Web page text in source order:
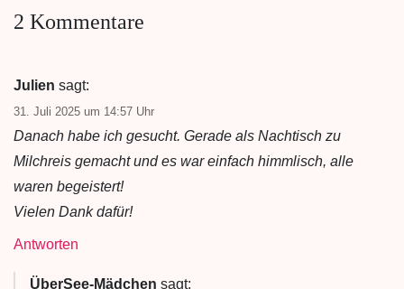
2 Kommentare
Julien sagt:
31. Juli 2025 um 14:57 Uhr
Danach habe ich gesucht. Gerade als Nachtisch zu
Milchreis gemacht und es war einfach himmlisch, alle
waren begeistert!
Vielen Dank dafür!
Antworten
ÜberSee-Mädchen sagt: